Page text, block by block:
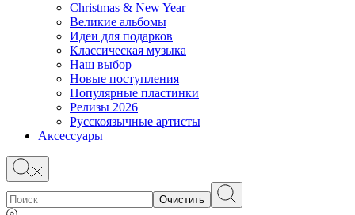
Christmas & New Year
Великие альбомы
Идеи для подарков
Классическая музыка
Наш выбор
Новые поступления
Популярные пластинки
Релизы 2026
Русскоязычные артисты
Аксессуары
Очистить